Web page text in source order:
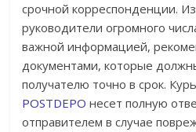
срочной корреспонденции.
руководители огромного
важной информацией,
документами, которые
получателю точно в срок.
POSTDEPO несет полную
отправителем в случае